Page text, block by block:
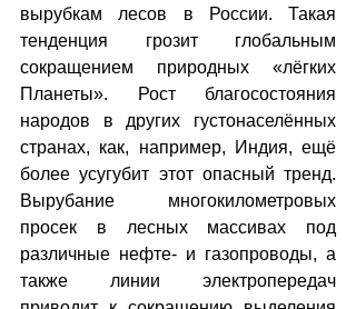
вырубкам лесов в России. Такая
тенденция грозит глобальным
сокращением природных «лёгких
Планеты». Рост благосостояния
народов в других густонаселённых
странах, как, например, Индия, ещё
более усугубит этот опасный тренд.
Вырубание многокилометровых
просек в лесных массивах под
различные нефте- и газопроводы, а
также линии электропередач